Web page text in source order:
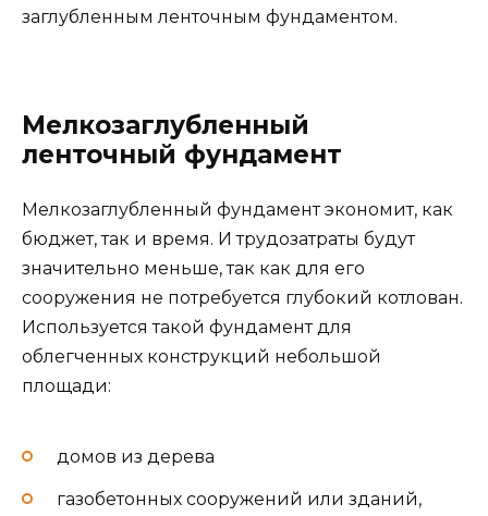
заглубленным ленточным фундаментом.
Мелкозаглубленный
ленточный фундамент
Мелкозаглубленный фундамент экономит, как
бюджет, так и время. И трудозатраты будут
значительно меньше, так как для его
сооружения не потребуется глубокий котлован.
Используется такой фундамент для
облегченных конструкций небольшой
площади:
домов из дерева
газобетонных сооружений или зданий,